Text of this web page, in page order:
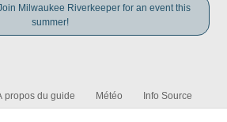
Milwaukee Riverkeeper for an event this
summer!
propos du guide Météo Info Source